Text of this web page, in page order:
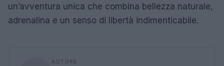
un’avventura unica che combina bellezza naturale,
adrenalina e un senso di libertà indimenticabile.
AUTORE